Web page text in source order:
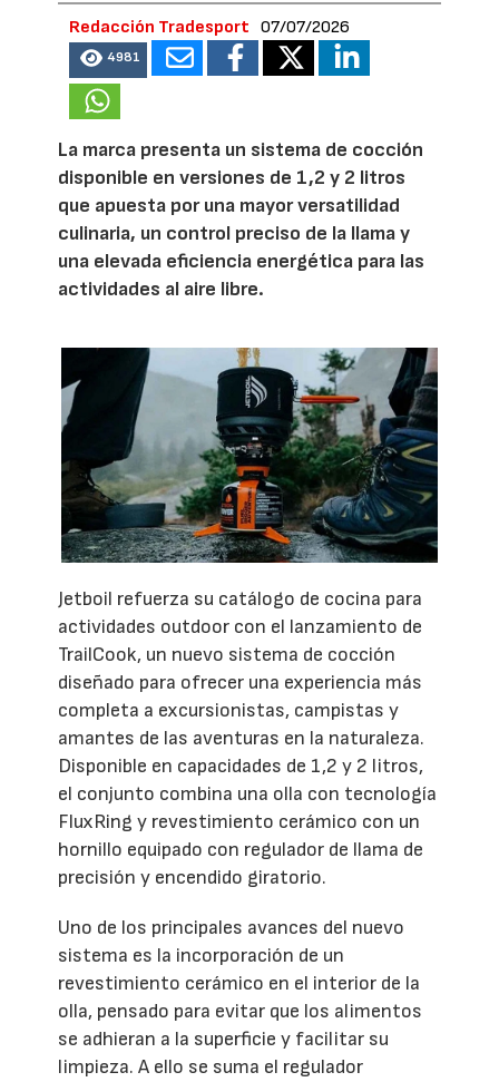
Redacción Tradesport 07/07/2026
4981
La marca presenta un sistema de cocción
disponible en versiones de 1,2 y 2 litros
que apuesta por una mayor versatilidad
culinaria, un control preciso de la llama y
una elevada eficiencia energética para las
actividades al aire libre.
Jetboil refuerza su catálogo de cocina para
actividades outdoor con el lanzamiento de
TrailCook, un nuevo sistema de cocción
diseñado para ofrecer una experiencia más
completa a excursionistas, campistas y
amantes de las aventuras en la naturaleza.
Disponible en capacidades de 1,2 y 2 litros,
el conjunto combina una olla con tecnología
FluxRing y revestimiento cerámico con un
hornillo equipado con regulador de llama de
precisión y encendido giratorio.
Uno de los principales avances del nuevo
sistema es la incorporación de un
revestimiento cerámico en el interior de la
olla, pensado para evitar que los alimentos
se adhieran a la superficie y facilitar su
limpieza. A ello se suma el regulador